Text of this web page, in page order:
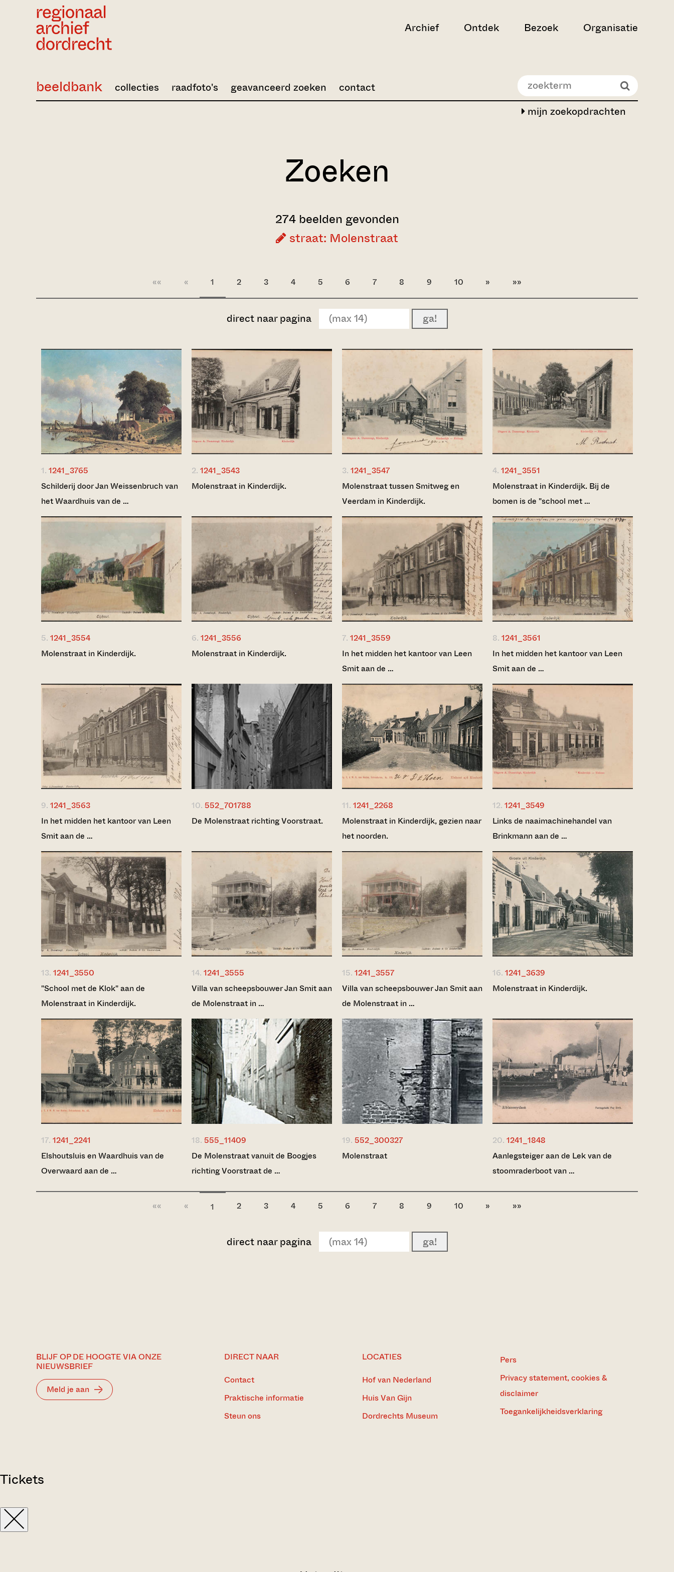
Archief Ontdek Bezoek Organisatie
mijn zoekopdrachten
beeldbank collecties raadfoto's geavanceerd zoeken contact
Zoeken
274 beelden gevonden
straat: Molenstraat
«« « 1 2 3 4 5 6 7 8 9 10 » »»
direct naar pagina ga!
1. 1241_3765
Schilderij door Jan Weissenbruch van
het Waardhuis van de …
2. 1241_3543
Molenstraat in Kinderdijk.
3. 1241_3547
Molenstraat tussen Smitweg en
Veerdam in Kinderdijk.
4. 1241_3551
Molenstraat in Kinderdijk. Bij de
bomen is de "school met …
5. 1241_3554
Molenstraat in Kinderdijk.
6. 1241_3556
Molenstraat in Kinderdijk.
7. 1241_3559
In het midden het kantoor van Leen
Smit aan de …
8. 1241_3561
In het midden het kantoor van Leen
Smit aan de …
9. 1241_3563
In het midden het kantoor van Leen
Smit aan de …
10. 552_701788
De Molenstraat richting Voorstraat.
11. 1241_2268
Molenstraat in Kinderdijk, gezien naar
het noorden.
12. 1241_3549
Links de naaimachinehandel van
Brinkmann aan de …
13. 1241_3550
"School met de Klok" aan de
Molenstraat in Kinderdijk.
14. 1241_3555
Villa van scheepsbouwer Jan Smit aan
de Molenstraat in …
15. 1241_3557
Villa van scheepsbouwer Jan Smit aan
de Molenstraat in …
16. 1241_3639
Molenstraat in Kinderdijk.
17. 1241_2241
Elshoutsluis en Waardhuis van de
Overwaard aan de …
18. 555_11409
De Molenstraat vanuit de Boogjes
richting Voorstraat de …
19. 552_300327
Molenstraat
20. 1241_1848
Aanlegsteiger aan de Lek van de
stoomraderboot van …
«« « 1 2 3 4 5 6 7 8 9 10 » »»
direct naar pagina ga!
BLIJF OP DE HOOGTE VIA ONZE
NIEUWSBRIEF
Meld je aan
DIRECT NAAR
Contact
Praktische informatie
Steun ons
LOCATIES
Hof van Nederland
Huis Van Gijn
Dordrechts Museum
Pers
Privacy statement, cookies &
disclaimer
Toegankelijkheidsverklaring
Tickets